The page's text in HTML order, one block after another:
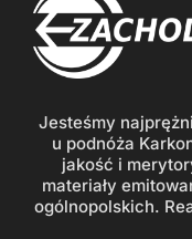
Jesteśmy
u podnóża
jakość i
materiały
ogólnopolskich.